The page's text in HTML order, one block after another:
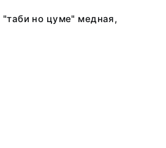
но цуме" медная,